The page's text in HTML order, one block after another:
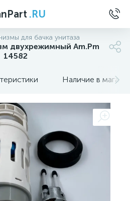
.RU
для бачка унитаза
двухрежимный Am.Pm
14582
Наличие в